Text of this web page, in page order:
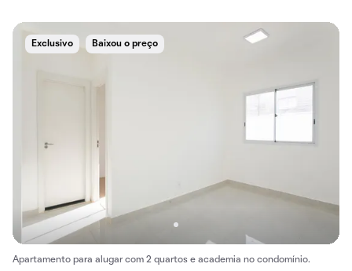
Exclusivo Baixou o preço
Apartamento para alugar com 2 quartos e academia no condomínio.